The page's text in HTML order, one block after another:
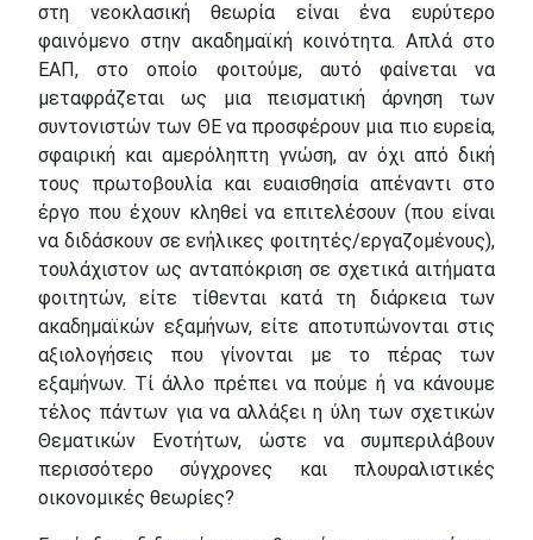
στη νεοκλασική θεωρία είναι ένα ευρύτερο
φαινόμενο στην ακαδημαϊκή κοινότητα. Απλά στο
ΕΑΠ, στο οποίο φοιτούμε, αυτό φαίνεται να
μεταφράζεται ως μια πεισματική άρνηση των
συντονιστών των ΘΕ να προσφέρουν μια πιο ευρεία,
σφαιρική και αμερόληπτη γνώση, αν όχι από δική
τους πρωτοβουλία και ευαισθησία απέναντι στο
έργο που έχουν κληθεί να επιτελέσουν (που είναι
να διδάσκουν σε ενήλικες φοιτητές/εργαζομένους),
τουλάχιστον ως ανταπόκριση σε σχετικά αιτήματα
φοιτητών, είτε τίθενται κατά τη διάρκεια των
ακαδημαϊκών εξαμήνων, είτε αποτυπώνονται στις
αξιολογήσεις που γίνονται με το πέρας των
εξαμήνων. Τί άλλο πρέπει να πούμε ή να κάνουμε
τέλος πάντων για να αλλάξει η ύλη των σχετικών
Θεματικών Ενοτήτων, ώστε να συμπεριλάβουν
περισσότερο σύγχρονες και πλουραλιστικές
οικονομικές θεωρίες?